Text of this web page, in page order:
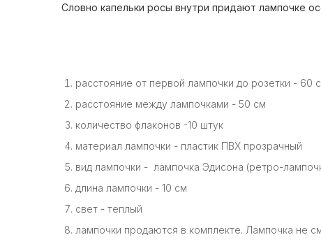
Словно капельки росы внутри придают лампочке
расстояние от первой лампочки до розетки - 60
расстояние между лампочками - 50 см
количество флаконов -10 штук
материал лампочки - пластик ПВХ прозрачный
вид лампочки - лампочка Эдисона (ретро-
длина лампочки - 10 см
свет - теплый
лампочки продаются в комплекте. Лампочка не